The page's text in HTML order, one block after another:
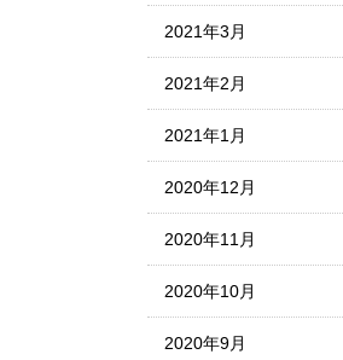
2021年3月
2021年2月
2021年1月
2020年12月
2020年11月
2020年10月
2020年9月